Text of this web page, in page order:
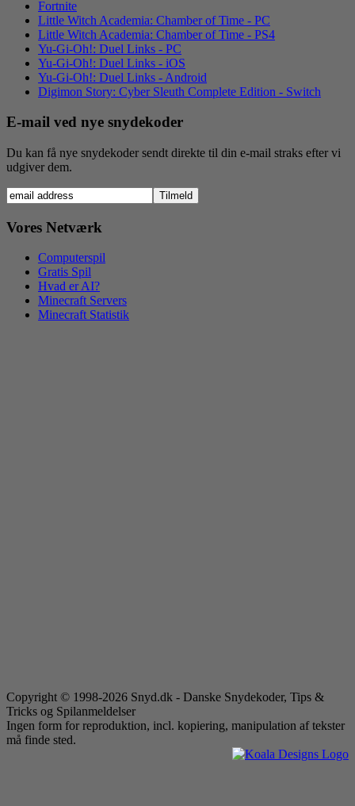
Fortnite
Little Witch Academia: Chamber of Time - PC
Little Witch Academia: Chamber of Time - PS4
Yu-Gi-Oh!: Duel Links - PC
Yu-Gi-Oh!: Duel Links - iOS
Yu-Gi-Oh!: Duel Links - Android
Digimon Story: Cyber Sleuth Complete Edition - Switch
E-mail ved nye snydekoder
Du kan få nye snydekoder sendt direkte til din e-mail straks efter vi
udgiver dem.
Vores Netværk
Computerspil
Gratis Spil
Hvad er AI?
Minecraft Servers
Minecraft Statistik
Copyright © 1998-2026 Snyd.dk - Danske Snydekoder, Tips &
Tricks og Spilanmeldelser
Ingen form for reproduktion, incl. kopiering, manipulation af tekster
må finde sted.